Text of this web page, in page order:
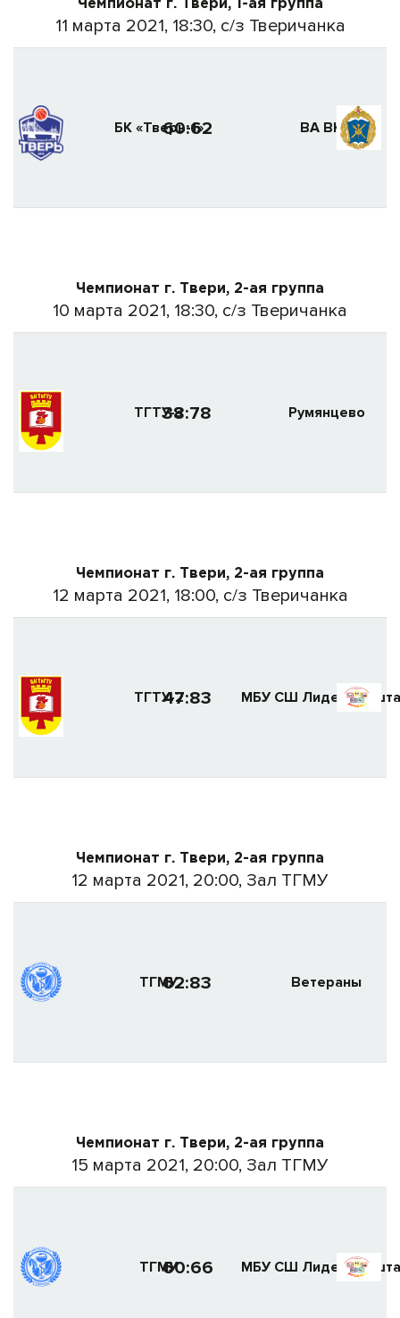
Чемпионат г. Твери, 1-ая группа
11 марта 2021, 18:30, с/з Тверичанка
БК «Тверь-1»
60:62 ВА ВКО
Чемпионат г. Твери, 2-ая группа
10 марта 2021, 18:30, с/з Тверичанка
ТГТУ-338:78 Румянцево
Чемпионат г. Твери, 2-ая группа
12 марта 2021, 18:00, с/з Тверичанка
ТГТУ-247:83 МБУ СШ Лидер
Чемпионат г. Твери, 2-ая группа
12 марта 2021, 20:00, Зал ТГМУ
ТГМУ62:83 Ветераны
Чемпионат г. Твери, 2-ая группа
15 марта 2021, 20:00, Зал ТГМУ
ТГМУ60:66 МБУ СШ Лидер